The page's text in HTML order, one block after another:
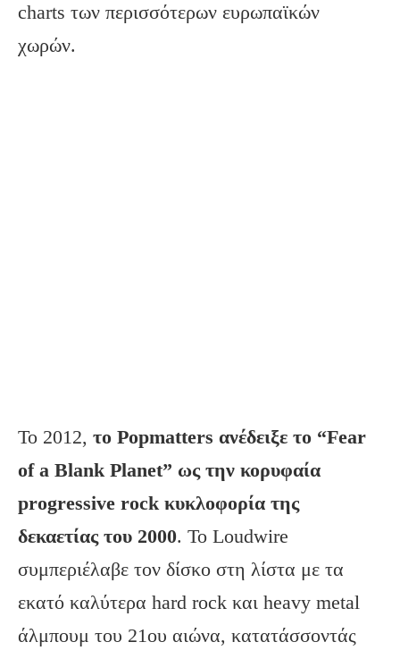
charts των περισσότερων ευρωπαϊκών
χωρών.
Το 2012, το Popmatters ανέδειξε το “Fear
ofa BlankPlanet” ως την κορυφαία
progressive rockκυκλοφορία της
δεκαετίας του 2000. Το Loudwire
συμπεριέλαβε τον δίσκο στη λίστα με τα
εκατό καλύτερα hard rock και heavy metal
άλμπουμ του 21ου αιώνα, κατατάσσοντάς